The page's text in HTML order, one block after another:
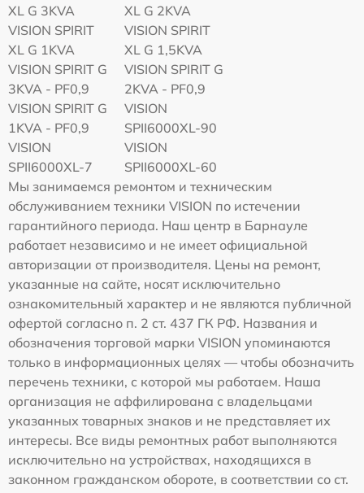
XL G 3KVA
XL G 2KVA
VISION SPIRIT
XL G 1KVA
VISION SPIRIT
XL G 1,5KVA
VISION SPIRIT G
3KVA - PF0,9
VISION SPIRIT G
2KVA - PF0,9
VISION SPIRIT G
1KVA - PF0,9
VISION
SPII6000XL-90
VISION
SPII6000XL-7
VISION
SPII6000XL-60
Мы занимаемся ремонтом и техническим
обслуживанием техники VISION по истечении
гарантийного периода. Наш центр в Барнауле
работает независимо и не имеет официальной
авторизации от производителя. Цены на ремонт,
указанные на сайте, носят исключительно
ознакомительный характер и не являются публичной
офертой согласно п. 2 ст. 437 ГК РФ. Названия и
обозначения торговой марки VISION упоминаются
только в информационных целях — чтобы обозначить
перечень техники, с которой мы работаем. Наша
организация не аффилирована с владельцами
указанных товарных знаков и не представляет их
интересы. Все виды ремонтных работ выполняются
исключительно на устройствах, находящихся в
законном гражданском обороте, в соответствии со ст.